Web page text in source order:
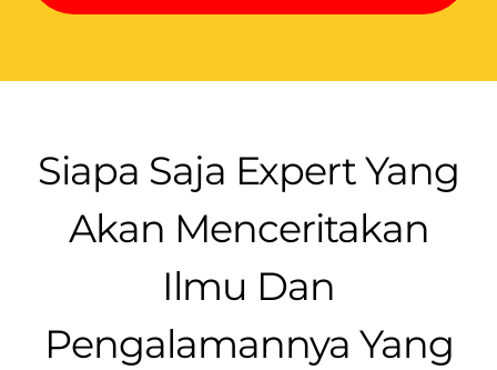
Siapa Saja Expert Yang
Akan Menceritakan
Ilmu Dan
Pengalamannya Yang